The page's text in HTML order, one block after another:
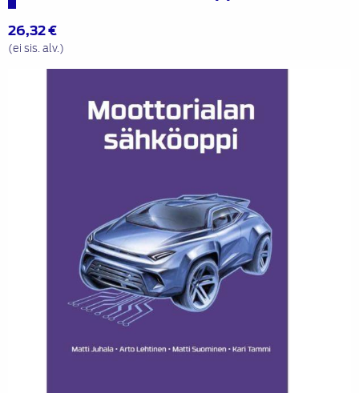
26,32€
(ei sis. alv.)